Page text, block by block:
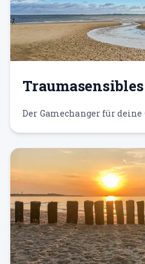
Der Gamechanger für